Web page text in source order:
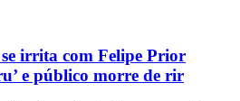
irrita com Felipe Prior
e público morre de rir